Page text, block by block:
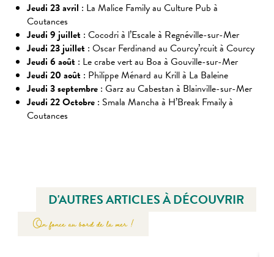
Jeudi 23 avril : La Malice Family au Culture Pub à
Coutances
Jeudi 9 juillet : Cocodri à l’Escale à Regnéville-sur-Mer
Jeudi 23 juillet : Oscar Ferdinand au Courcy’rcuit à Courcy
Jeudi 6 août : Le crabe vert au Boa à Gouville-sur-Mer
Jeudi 20 août : Philippe Ménard au Krill à La Baleine
Jeudi 3 septembre : Garz au Cabestan à Blainville-sur-Mer
Jeudi 22 Octobre : Smala Mancha à H’Break Fmaily à
Coutances
D'AUTRES ARTICLES À DÉCOUVRIR
On fonce au bord de la mer !